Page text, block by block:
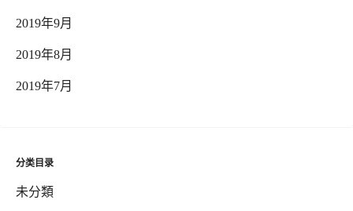
2019年9月
2019年8月
2019年7月
分类目录
未分類